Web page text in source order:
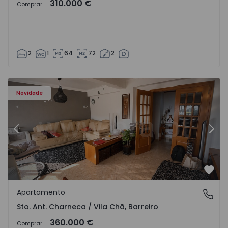
Comprar 310.000 €
2 1 64 72 2
Novidade
- 1573477 - 14
Apartamento T3 Barreiro, Sto. Ant. Charneca / Vila Chã -
Anterior
Sto. Ant. Charneca / Vila Chã, Barreiro
Apartamento
Sto. Ant. Charneca / Vila Chã, Barreiro
Comprar 360.000 €